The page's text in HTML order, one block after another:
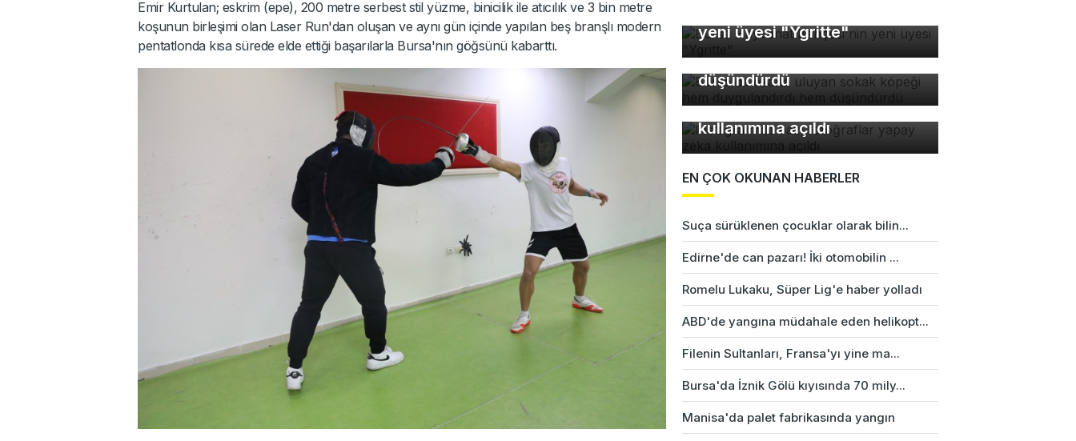
Emir Kurtulan; eskrim (epe), 200 metre serbest stil yüzme, binicilik ile atıcılık ve 3 bin metre
koşunun birleşimi olan Laser Run'dan oluşan ve aynı gün içinde yapılan beş branşlı modern
pentatlonda kısa sürede elde ettiği başarılarla Bursa'nın göğsünü kabarttı.
yeni üyesi "Ygritte"
Bursa'da ezana uluyan
sokak köpeği hem
duygulandırdı hem
düşündürdü
Instagram'da bazı
fotoğraflar yapay zeka
kullanımına açıldı
EN ÇOK OKUNAN HABERLER
Suça sürüklenen çocuklar olarak bilin...
Edirne'de can pazarı! İki otomobilin ...
Romelu Lukaku, Süper Lig'e haber yolladı
ABD'de yangına müdahale eden helikopt...
Filenin Sultanları, Fransa'yı yine ma...
Bursa'da İznik Gölü kıyısında 70 mily...
Manisa'da palet fabrikasında yangın